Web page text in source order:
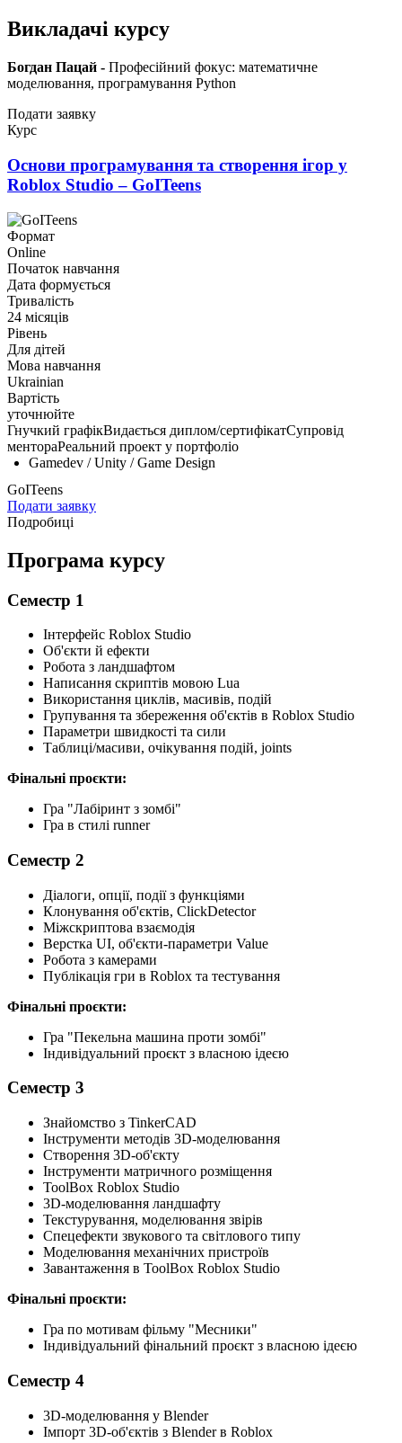
Викладачі курсу
Богдан Пацай - Професійний фокус: математичне
моделювання, програмування Python
Подати заявку
Курс
Основи програмування та створення ігор у
Roblox Studio – GoITeens
Формат
Online
Початок навчання
Дата формується
Тривалість
24 місяців
Рівень
Для дітей
Мова навчання
Ukrainian
Вартість
уточнюйте
Гнучкий графікВидається диплом/сертифікатСупровід
ментораРеальний проект у портфоліо
Gamedev / Unity / Game Design
GoITeens
Подати заявку
Подробиці
Програма курсу
Семестр 1
Інтерфейс Roblox Studio
Об'єкти й ефекти
Робота з ландшафтом
Написання скриптів мовою Lua
Використання циклів, масивів, подій
Групування та збереження об'єктів в Roblox Studio
Параметри швидкості та сили
Таблиці/масиви, очікування подій, joints
Фінальні проєкти:
Гра "Лабіринт з зомбі"
Гра в стилі runner
Семестр 2
Діалоги, опції, події з функціями
Клонування об'єктів, ClickDetector
Міжскриптова взаємодія
Верстка UI, об'єкти-параметри Value
Робота з камерами
Публікація гри в Roblox та тестування
Фінальні проєкти:
Гра "Пекельна машина проти зомбі"
Індивідуальний проєкт з власною ідеєю
Семестр 3
Знайомство з TinkerCAD
Інструменти методів 3D-моделювання
Створення 3D-об'єкту
Інструменти матричного розміщення
ToolBox Roblox Studio
3D-моделювання ландшафту
Текстурування, моделювання звірів
Спецефекти звукового та світлового типу
Моделювання механічних пристроїв
Завантаження в ToolBox Roblox Studio
Фінальні проєкти:
Гра по мотивам фільму "Месники"
Індивідуальний фінальний проєкт з власною ідеєю
Семестр 4
3D-моделювання у Blender
Імпорт 3D-об'єктів з Blender в Roblox